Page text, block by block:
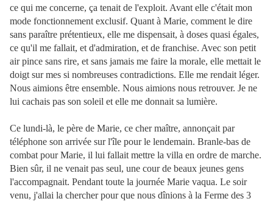
ce qui me concerne, ça tenait de l'exploit. Avant elle c'était mon
mode fonctionnement exclusif. Quant à Marie, comment le dire
sans paraître prétentieux, elle me dispensait, à doses quasi égales,
ce qu'il me fallait, et d'admiration, et de franchise. Avec son petit
air pince sans rire, et sans jamais me faire la morale, elle mettait le
doigt sur mes si nombreuses contradictions. Elle me rendait léger.
Nous aimions être ensemble. Nous aimions nous retrouver. Je ne
lui cachais pas son soleil et elle me donnait sa lumière.
Ce lundi-là, le père de Marie, ce cher maître, annonçait par
téléphone son arrivée sur l'île pour le lendemain. Branle-bas de
combat pour Marie, il lui fallait mettre la villa en ordre de marche.
Bien sûr, il ne venait pas seul, une cour de beaux jeunes gens
l'accompagnait. Pendant toute la journée Marie vaqua. Le soir
venu, j'allai la chercher pour que nous dînions à la Ferme des 3